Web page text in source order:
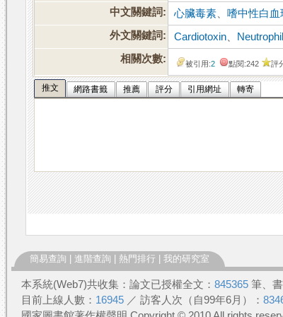
中文關鍵詞: 心臟毒素 嗜中性白血
外文關鍵詞:
Cardiotoxin Neutrophil
相關次數:
被引用:2 點閱:242 評
推文 網路書籤 推薦 評分 引用網址 轉寄
簡易查詢 進階查詢 熱門排行 我的研究室
本系統(Web7)共收集：論文已授權全文： 845365 筆、
目前上線人數： 16945 ／ 訪客人次（自99年6月）：